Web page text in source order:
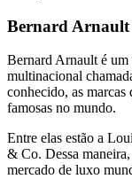
Bernard Arnault
Bernard Arnault é um
multinacional
conhecido, as marcas
famosas no mundo.
Entre elas estão a
& Co. Dessa maneira,
mercado de luxo